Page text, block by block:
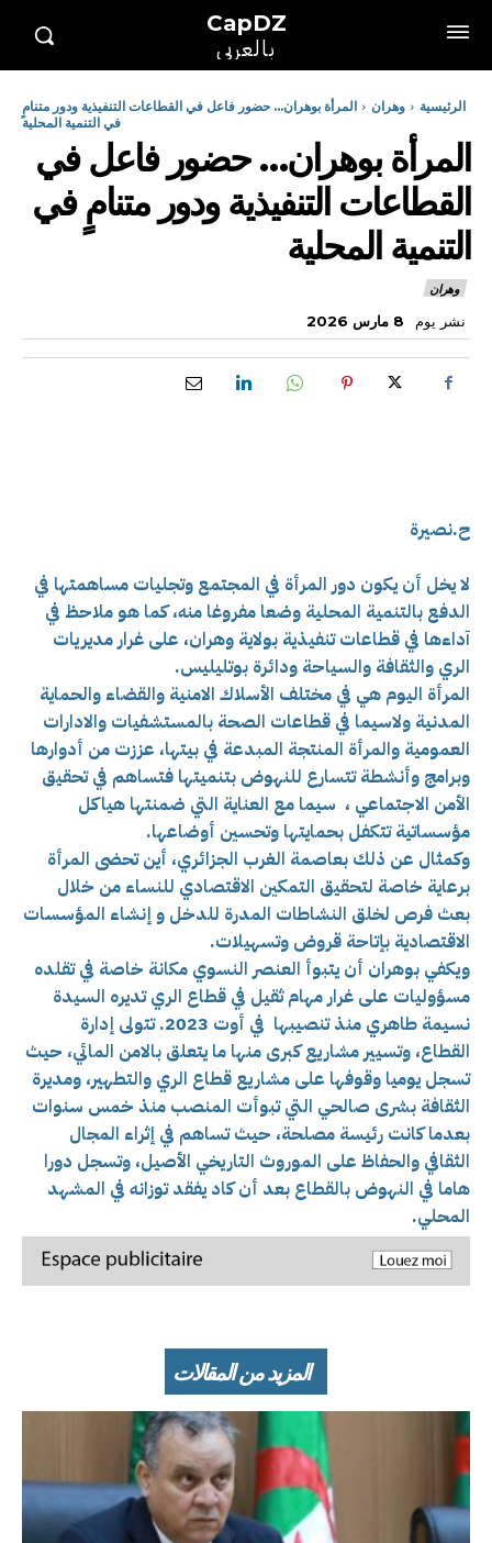
CapDZ
بالعربي
الرئيسية وهران
المرأة بوهران… حضور فاعل في القطاعات التنفيذية ودور متنامٍ
في التنمية المحلية
المرأة بوهران… حضور فاعل في
القطاعات التنفيذية ودور متنامٍ في
التنمية المحلية
وهران
نشر يوم 8 مارس 2026
ح.نصيرة
لا يخل أن يكون دور المرأة في المجتمع وتجليات مساهمتها في
الدفع بالتنمية المحلية وضعا مفروغا منه، كما هو ملاحظ في
آداءها في قطاعات تنفيذية بولاية وهران، على غرار مديريات
الري والثقافة والسياحة ودائرة بوتليليس.
المرأة اليوم هي في مختلف الأسلاك الامنية والقضاء والحماية
المدنية ولاسيما في قطاعات الصحة بالمستشفيات والادارات
العمومية والمرأة المنتجة المبدعة في بيتها، عززت من أدوارها
وبرامج وأنشطة تتسارع للنهوض بتنميتها فتساهم في تحقيق
الأمن الاجتماعي ، سيما مع العناية التي ضمنتها هياكل
مؤسساتية تتكفل بحمايتها وتحسين أوضاعها.
وكمثال عن ذلك بعاصمة الغرب الجزائري، أين تحضى المرأة
برعاية خاصة لتحقيق التمكين الاقتصادي للنساء من خلال
بعث فرص لخلق النشاطات المدرة للدخل و إنشاء المؤسسات
الاقتصادية بإتاحة قروض وتسهيلات.
ويكفي بوهران أن يتبوأ العنصر النسوي مكانة خاصة في تقلده
مسؤوليات على غرار مهام ثقيل في قطاع الري تديره السيدة
نسيمة طاهري منذ تنصيبها في أوت 2023. تتولى إدارة
القطاع، وتسيير مشاريع كبرى منها ما يتعلق بالامن المائي، حيث
تسجل يوميا وقوفها على مشاريع قطاع الري والتطهير، ومديرة
الثقافة بشرى صالحي التي تبوأت المنصب منذ خمس سنوات
بعدما كانت رئيسة مصلحة، حيث تساهم في إثراء المجال
الثقافي والحفاظ على الموروث التاريخي الأصيل، وتسجل دورا
هاما في النهوض بالقطاع بعد أن كاد يفقد توزانه في المشهد
المحلي.
المزيد من المقالات